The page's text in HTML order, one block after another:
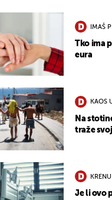
IMAŠ
Tko ima
eura
KAOS
Na
traže
Je li ovo